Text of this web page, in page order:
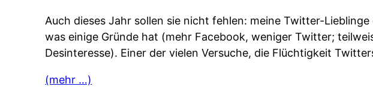
Auch dieses Jahr sollen sie nicht fehlen: meine Twitter-
was einige Gründe hat (mehr Facebook, weniger Twitter;
Desinteresse). Einer der vielen Versuche, die Flüchtigkeit
(mehr …)